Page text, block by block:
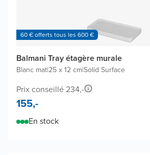
60 € offerts tous les 600 €
Balmani Tray étagère murale
Blanc mat|25 x 12 cm|Solid Surface
Prix conseillé 234,-
155,-
En stock